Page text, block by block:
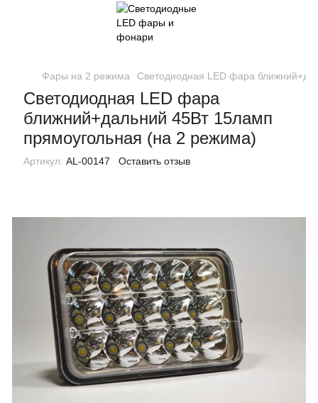
Фары на 2 режима Светодиодная LED фара
Светодиодная LED фара
ближний+дальний 45Вт 15ламп
прямоугольная (на 2 режима)
Артикул: AL-00147 Оставить отзыв